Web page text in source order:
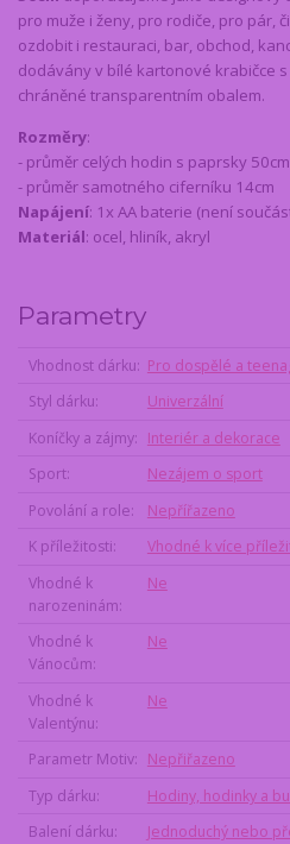
pro muže i ženy, pro rodiče, pro pár,
ozdobit i restauraci, bar, obchod,
dodávány v bílé kartonové krabičce
chráněné transparentním obalem.
Rozměry:
- průměr celých hodin s paprsky 50cm
- průměr samotného ciferníku 14cm
Napájení: 1x AA baterie (není
Materiál: ocel, hliník, akryl
Parametry
Vhodnost dárku
Pro dospělé a
Styl dárku
Univerzální
Koníčky a zájmy
Interiér a dekorace
Sport
Nezájem o sport
Povolání a role
Nepřířazeno
K příležitosti
Vhodné k více
Vhodné k
narozeninám
Ne
Vhodné k
Vánocům
Ne
Vhodné k
Valentýnu
Ne
Parametr Motiv
Nepřiřazeno
Typ dárku
Hodiny, hodinky a
Balení dárku
Jednoduchý nebo